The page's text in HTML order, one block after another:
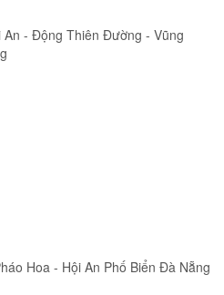
An - Động Thiên Đường - Vũng
Hoa - Hội An Phố Biển Đà Nẵng